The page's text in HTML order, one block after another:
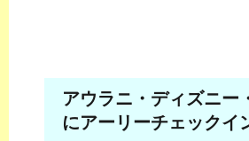
アウラニ・ディズニー
にアーリーチェックイ